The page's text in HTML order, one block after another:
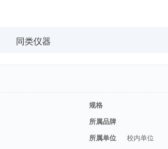
同类仪器
规格
所属品牌
所属单位
校内单位